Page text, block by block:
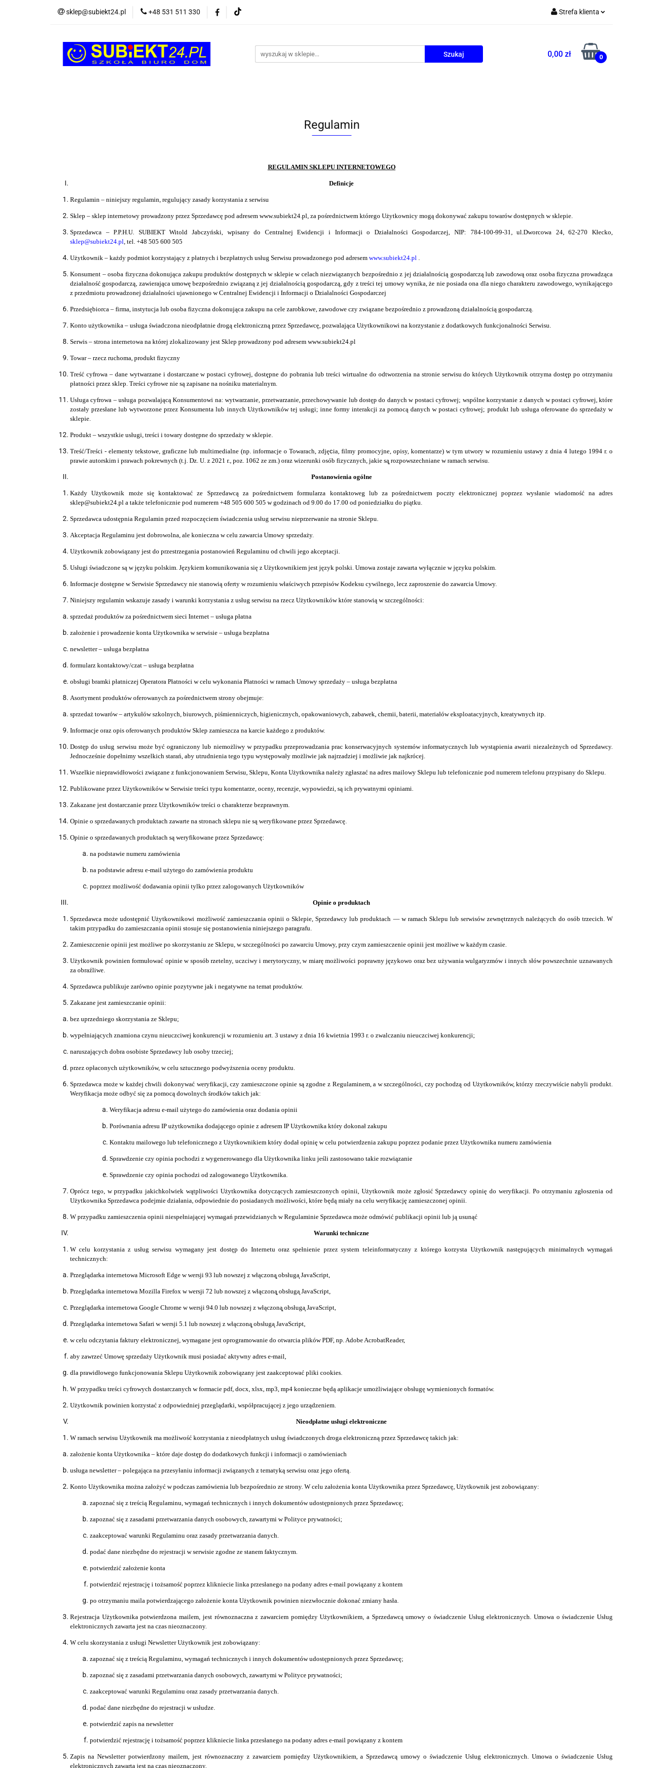
sklep@subiekt24.pl +48 531 511 330 Strefa klienta
Zarejestruj się
0,00 zł 0
SZKOLNE BIUROWE
ŚWIĄTECZNE i OKAZJONALNE AGD
Regulamin
REGULAMIN SKLEPU INTERNETOWEGO
Definicje
Regulamin – niniejszy regulamin, regulujący zasady korzystania z serwisu
Sklep – sklep internetowy prowadzony przez Sprzedawcę pod adresem www.subiekt24.pl, za pośrednictwem którego Użytkownicy mogą dokonywać zakupu towarów dostępnych w sklepie.
Sprzedawca –P.P.H.U. SUBIEKT Witold Jabczyński, wpisany do Centralnej Ewidencji i Informacji o Działalności Gospodarczej,NIP: 784-100-99-31, ul.Dworcowa 24, 62-270 Kłecko,
sklep@subiekt24.pl, tel. +48 505 600 505
Użytkownik – każdy podmiot korzystający z płatnych i bezpłatnych usług Serwisu prowadzonego pod adresem www.subiekt24.pl .
Konsument –osoba fizyczna dokonująca zakupu produktów dostępnych w sklepie w celach niezwiązanych bezpośrednio z jej działalnością gospodarczą lub zawodową oraz osoba fizyczna prowadząca
działalność gospodarczą, zawierająca umowę bezpośrednio związaną z jej działalnością gospodarczą, gdy z treści tej umowy wynika, że nie posiada ona dla niego charakteru zawodowego, wynikającego
z przedmiotu prowadzonej działalności ujawnionego w Centralnej Ewidencji i Informacji o Działalności Gospodarczej
Przedsiębiorca – firma, instytucja lub osoba fizyczna dokonująca zakupu na cele zarobkowe, zawodowe czy związane bezpośrednio z prowadzoną działalnością gospodarczą.
Konto użytkownika – usługa świadczona nieodpłatnie drogą elektroniczną przez Sprzedawcę, pozwalająca Użytkownikowi na korzystanie z dodatkowych funkcjonalności Serwisu.
Serwis – strona internetowa na której zlokalizowany jest Sklep prowadzony pod adresem www.subiekt24.pl
Towar – rzecz ruchoma, produkt fizyczny
Treść cyfrowa – dane wytwarzane i dostarczane w postaci cyfrowej,dostępne do pobrania lub treści wirtualne do odtworzenia na stronie serwisu do których Użytkownik otrzyma dostęp po otrzymaniu
płatności przez sklep. Treści cyfrowe nie są zapisane na nośniku materialnym.
Usługa cyfrowa – usługa pozwalającą Konsumentowi na: wytwarzanie, przetwarzanie, przechowywanie lub dostęp do danych w postaci cyfrowej; wspólne korzystanie z danych w postaci cyfrowej, które
zostały przesłane lub wytworzone przez Konsumenta lub innych Użytkowników tej usługi; inne formy interakcji za pomocą danych w postaci cyfrowej; produkt lub usługa oferowane do sprzedaży w
sklepie.
Produkt – wszystkie usługi, treści i towary dostępne do sprzedaży w sklepie.
Treść/Treści - elementy tekstowe, graficzne lub multimedialne (np. informacje o Towarach, zdjęcia, filmy promocyjne, opisy, komentarze) w tym utwory w rozumieniu ustawy z dnia 4 lutego 1994 r. o
prawie autorskim i prawach pokrewnych (t.j. Dz. U. z 2021 r., poz. 1062 ze zm.) oraz wizerunki osób fizycznych, jakie są rozpowszechniane w ramach serwisu.
Postanowienia ogólne
Każdy Użytkownik może się kontaktować ze Sprzedawcą za pośrednictwemformularza kontaktoweg lub za pośrednictwem poczty elektronicznej poprzez wysłanie wiadomość na adres
sklep@subiekt24.pl a także telefonicznie pod numerem +48 505 600 505 wgodzinach od 9.00 do 17.00 od poniedziałku do piątku.
Sprzedawca udostępnia Regulamin przed rozpoczęciem świadczenia usług serwisu nieprzerwanie na stronie Sklepu.
Akceptacja Regulaminu jest dobrowolna, ale konieczna w celu zawarcia Umowy sprzedaży.
Użytkownik zobowiązany jest do przestrzegania postanowień Regulaminu od chwili jego akceptacji.
Usługi świadczone są w języku polskim. Językiem komunikowania się z Użytkownikiem jest język polski. Umowa zostaje zawarta wyłącznie w języku polskim.
Informacje dostępne w Serwisie Sprzedawcy nie stanowią oferty w rozumieniu właściwych przepisów Kodeksu cywilnego, lecz zaproszenie do zawarcia Umowy.
Niniejszy regulamin wskazuje zasady i warunki korzystania z usług serwisu na rzecz Użytkowników które stanowią w szczególności:
sprzedaż produktów za pośrednictwem sieci Internet – usługa płatna
założenie i prowadzenie konta Użytkownika w serwisie – usługa bezpłatna
newsletter – usługa bezpłatna
formularz kontaktowy/czat – usługa bezpłatna
obsługi bramki płatniczej Operatora Płatności w celu wykonania Płatności w ramach Umowy sprzedaży – usługa bezpłatna
Asortyment produktów oferowanych za pośrednictwem strony obejmuje:
sprzedaż towarów – artykułów szkolnych, biurowych, piśmienniczych, higienicznych, opakowaniowych, zabawek, chemii, baterii, materiałów eksploatacyjnych, kreatywnych itp.
Informacje oraz opis oferowanych produktów Sklep zamieszcza na karcie każdego z produktów.
Dostęp do usług serwisu może być ograniczony lub niemożliwy w przypadku przeprowadzania prac konserwacyjnych systemów informatycznych lub wystąpienia awarii niezależnych od Sprzedawcy.
Jednocześnie dopełnimy wszelkich starań, aby utrudnienia tego typu występowały możliwie jak najrzadziej i możliwie jak najkrócej.
Wszelkie nieprawidłowości związane z funkcjonowaniem Serwisu, Sklepu, Konta Użytkownika należy zgłaszać na adres mailowy Sklepu lub telefonicznie pod numerem telefonu przypisany do Sklepu.
Publikowane przez Użytkowników w Serwisie treści typu komentarze, oceny, recenzje, wypowiedzi, są ich prywatnymi opiniami.
Zakazane jest dostarczanie przez Użytkowników treści o charakterze bezprawnym.
Opinie o sprzedawanych produktach zawarte na stronach sklepu nie są weryfikowane przez Sprzedawcę.
Opinie o sprzedawanych produktach są weryfikowane przez Sprzedawcę:
na podstawie numeru zamówienia
na podstawie adresu e-mail użytego do zamówienia produktu
poprzez możliwość dodawania opinii tylko przez zalogowanych Użytkowników
Opinie o produktach
Sprzedawca może udostępnić Użytkownikowi możliwość zamieszczania opinii o Sklepie, Sprzedawcy lub produktach — w ramach Sklepu lub serwisów zewnętrznych należących do osób trzecich. W
takim przypadku do zamieszczania opinii stosuje się postanowienia niniejszego paragrafu.
Zamieszczenie opinii jest możliwe po skorzystaniu ze Sklepu, w szczególności po zawarciu Umowy, przy czym zamieszczenie opinii jest możliwe w każdym czasie.
Użytkownik powinien formułować opinie w sposób rzetelny, uczciwy i merytoryczny, w miarę możliwości poprawny językowo oraz bez używania wulgaryzmów i innych słów powszechnie uznawanych
za obraźliwe.
Sprzedawca publikuje zarówno opinie pozytywne jak i negatywne na temat produktów.
Zakazane jest zamieszczanie opinii:
bez uprzedniego skorzystania ze Sklepu;
wypełniających znamiona czynu nieuczciwej konkurencji w rozumieniu art. 3 ustawy z dnia 16 kwietnia 1993 r. o zwalczaniu nieuczciwej konkurencji;
naruszających dobra osobiste Sprzedawcy lub osoby trzeciej;
przez opłaconych użytkowników, w celu sztucznego podwyższenia oceny produktu.
Sprzedawca może w każdej chwili dokonywać weryfikacji, czy zamieszczone opinie są zgodne z Regulaminem, a w szczególności, czy pochodzą od Użytkowników, którzy rzeczywiście nabyli produkt.
Weryfikacja może odbyć się za pomocą dowolnych środków takich jak:
Weryfikacja adresu e-mail użytego do zamówienia oraz dodania opinii
Porównania adresu IP użytkownika dodającego opinie z adresem IP Użytkownika który dokonał zakupu
Kontaktu mailowego lub telefonicznego z Użytkownikiem który dodał opinię w celu potwierdzenia zakupu poprzez podanie przez Użytkownika numeru zamówienia
Sprawdzenie czy opinia pochodzi z wygenerowanego dla Użytkownika linku jeśli zastosowano takie rozwiązanie
Sprawdzenie czy opinia pochodzi od zalogowanego Użytkownika.
Oprócz tego, w przypadku jakichkolwiek wątpliwości Użytkownika dotyczących zamieszczonych opinii, Użytkownik może zgłosić Sprzedawcy opinię do weryfikacji. Po otrzymaniu zgłoszenia od
Użytkownika Sprzedawca podejmie działania, odpowiednie do posiadanych możliwości, które będą miały na celu weryfikację zamieszczonej opinii.
W przypadku zamieszczenia opinii niespełniającej wymagań przewidzianych w Regulaminie Sprzedawca może odmówić publikacji opinii lub ją usunąć
Warunki techniczne
W celu korzystania z usług serwisu wymagany jest dostęp do Internetu oraz spełnienie przez system teleinformatyczny z którego korzysta Użytkownik następujących minimalnych wymagań
technicznych:
Przeglądarka internetowa Microsoft Edge w wersji 93 lub nowszej z włączoną obsługa JavaScript,
Przeglądarka internetowa Mozilla Firefox w wersji 72 lub nowszej z włączoną obsługa JavaScript,
Przeglądarka internetowa Google Chrome w wersji 94.0 lub nowszej z włączoną obsługa JavaScript,
Przeglądarka internetowa Safari w wersji 5.1 lub nowszej z włączoną obsługa JavaScript,
w celu odczytania faktury elektronicznej, wymagane jest oprogramowanie do otwarcia plików PDF, np. Adobe AcrobatReader,
aby zawrzeć Umowę sprzedaży Użytkownik musi posiadać aktywny adres e-mail,
dla prawidłowego funkcjonowania Sklepu Użytkownik zobowiązany jest zaakceptować pliki cookies.
W przypadku treści cyfrowych dostarczanych w formacie pdf, docx, xlsx, mp3, mp4 konieczne będą aplikacje umożliwiające obsługę wymienionych formatów.
Użytkownik powinien korzystać z odpowiedniej przeglądarki, współpracującej z jego urządzeniem.
Nieodpłatne usługi elektroniczne
W ramach serwisu Użytkownik ma możliwość korzystania z nieodpłatnych usług świadczonych droga elektroniczną przez Sprzedawcę takich jak:
założenie konta Użytkownika – które daje dostęp do dodatkowych funkcji i informacji o zamówieniach
usługa newsletter – polegająca na przesyłaniu informacji związanych z tematyką serwisu oraz jego ofertą.
Konto Użytkownika można założyć w podczas zamówienia lub bezpośrednio ze strony. W celu założenia konta Użytkownika przez Sprzedawcę, Użytkownik jest zobowiązany:
zapoznać się z treścią Regulaminu, wymagań technicznych i innych dokumentów udostępnionych przez Sprzedawcę;
zapoznać się z zasadami przetwarzania danych osobowych, zawartymi w Polityce prywatności;
zaakceptować warunki Regulaminu oraz zasady przetwarzania danych.
podać dane niezbędne do rejestracji w serwisie zgodne ze stanem faktycznym.
potwierdzić założenie konta
potwierdzić rejestrację i tożsamość poprzez klikniecie linka przesłanego na podany adres e-mail powiązany z kontem
po otrzymaniu maila potwierdzającego założenie konta Użytkownik powinien niezwłocznie dokonać zmiany hasła.
Rejestracja Użytkownika potwierdzona mailem, jest równoznaczna z zawarciem pomiędzy Użytkownikiem, a Sprzedawcą umowy o świadczenie Usług elektronicznych. Umowa o świadczenie Usług
elektronicznych zawarta jest na czas nieoznaczony.
W celu skorzystania z usługi NewsletterUżytkownik jest zobowiązany:
zapoznać się z treścią Regulaminu, wymagań technicznych i innych dokumentów udostępnionych przez Sprzedawcę;
zapoznać się z zasadami przetwarzania danych osobowych, zawartymi w Polityce prywatności;
zaakceptować warunki Regulaminu oraz zasady przetwarzania danych.
podać dane niezbędne do rejestracji w usłudze.
potwierdzić zapis na newsletter
potwierdzić rejestrację i tożsamość poprzez klikniecie linka przesłanego na podany adres e-mail powiązany z kontem
Zapis na Newsletter potwierdzony mailem, jest równoznaczny z zawarciem pomiędzy Użytkownikiem, a Sprzedawcą umowy o świadczenie Usług elektronicznych. Umowa o świadczenie Usług
elektronicznych zawarta jest na czas nieoznaczony.